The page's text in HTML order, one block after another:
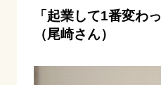
「起業して1番変わ
（尾崎さん）